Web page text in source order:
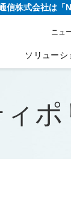
信株式会社は「
ニュ
ソリューシ
ポ